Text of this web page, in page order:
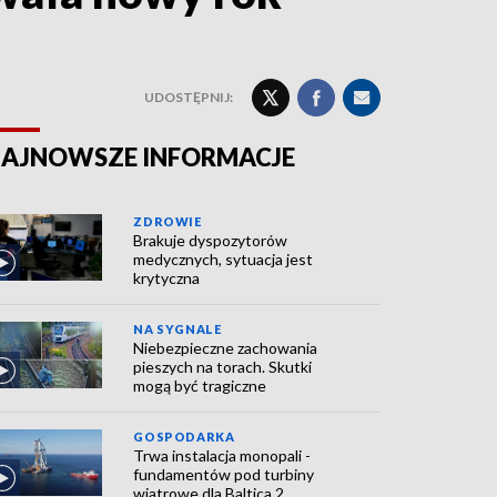
UDOSTĘPNIJ:
INFORMACJE
ZDROWIE
Brakuje dyspozytorów
medycznych, sytuacja jest
krytyczna
NA SYGNALE
Niebezpieczne zachowania
pieszych na torach. Skutki
mogą być tragiczne
GOSPODARKA
Trwa instalacja monopali -
fundamentów pod turbiny
wiatrowe dla Baltica 2